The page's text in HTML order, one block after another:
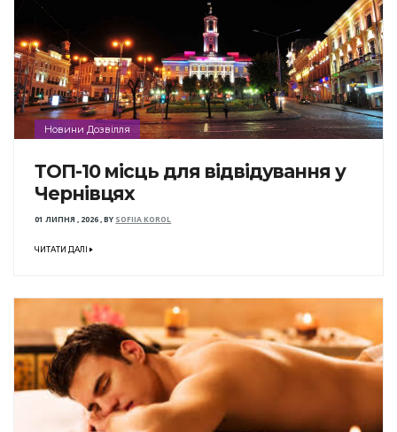
Новини Дозвілля
ТОП-10 місць для відвідування у
Чернівцях
01 ЛИПНЯ , 2026,BY SOFIIA KOROL
ЧИТАТИ ДАЛІ